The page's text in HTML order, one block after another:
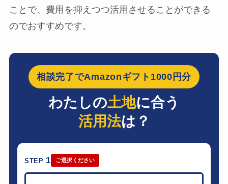
ことで、費用を抑えつつ活用させることができる
のでおすすめです。
相談完了でAmazonギフト1000円分
わたしの土地に合う
活用法は？
STEP 1 ご選択ください